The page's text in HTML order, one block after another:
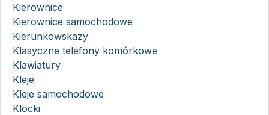
Kierownice
Kierownice samochodowe
Kierunkowskazy
Klasyczne telefony komórkowe
Klawiatury
Kleje
Kleje samochodowe
Klocki